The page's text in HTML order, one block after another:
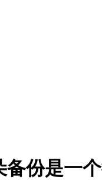
份是一